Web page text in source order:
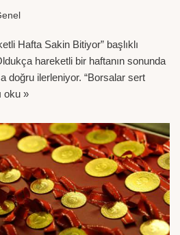
Hafta Sakin Bitiyor” başlıklı
hareketli bir haftanın sonunda
doğru ilerleniyor. “Borsalar sert
oku »